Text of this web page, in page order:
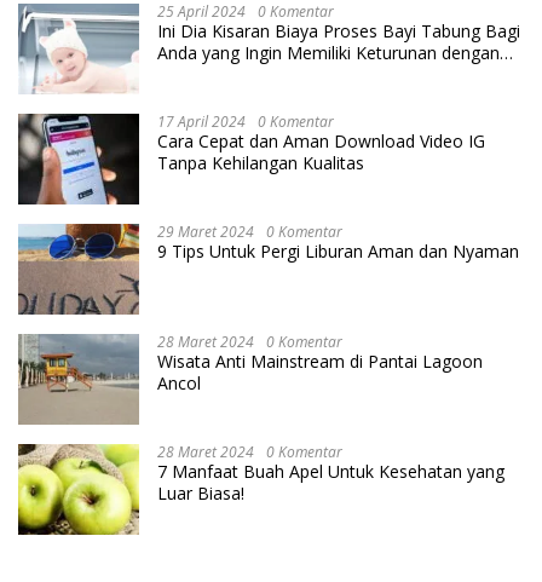
25 April 2024 0 Komentar
Ini Dia Kisaran Biaya Proses Bayi Tabung Bagi
Anda yang Ingin Memiliki Keturunan dengan
17 April 2024 0 Komentar
Cara Cepat dan Aman Download Video IG
Tanpa Kehilangan Kualitas
29 Maret 2024 0 Komentar
9 Tips Untuk Pergi Liburan Aman dan Nyaman
28 Maret 2024 0 Komentar
Wisata Anti Mainstream di Pantai Lagoon
Ancol
28 Maret 2024 0 Komentar
7 Manfaat Buah Apel Untuk Kesehatan yang
Luar Biasa!